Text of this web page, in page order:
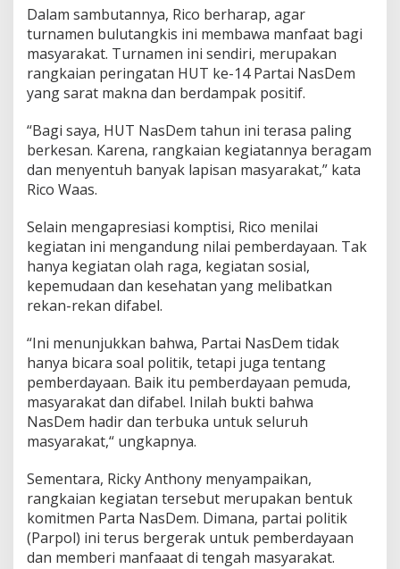
Dalam sambutannya, Rico berharap, agar
turnamen bulutangkis ini membawa manfaat bagi
masyarakat. Turnamen ini sendiri, merupakan
rangkaian peringatan HUT ke-14 Partai NasDem
yang sarat makna dan berdampak positif.
“Bagi saya, HUT NasDem tahun ini terasa paling
berkesan. Karena, rangkaian kegiatannya beragam
dan menyentuh banyak lapisan masyarakat,” kata
Rico Waas.
Selain mengapresiasi komptisi, Rico menilai
kegiatan ini mengandung nilai pemberdayaan. Tak
hanya kegiatan olah raga, kegiatan sosial,
kepemudaan dan kesehatan yang melibatkan
rekan-rekan difabel.
“Ini menunjukkan bahwa, Partai NasDem tidak
hanya bicara soal politik, tetapi juga tentang
pemberdayaan. Baik itu pemberdayaan pemuda,
masyarakat dan difabel. Inilah bukti bahwa
NasDem hadir dan terbuka untuk seluruh
masyarakat,“ ungkapnya.
Sementara, Ricky Anthony menyampaikan,
rangkaian kegiatan tersebut merupakan bentuk
komitmen Parta NasDem. Dimana, partai politik
(Parpol) ini terus bergerak untuk pemberdayaan
dan memberi manfaaat di tengah masyarakat.